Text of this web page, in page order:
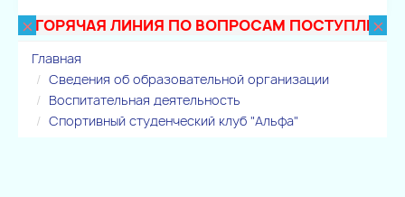
×
ГОРЯЧАЯ ЛИНИЯ ПО ВОПРОСАМ ПОСТУПЛЕНИЯ В
×
Главная
Сведения об образовательной организации
Воспитательная деятельность
Спортивный студенческий клуб "Альфа"